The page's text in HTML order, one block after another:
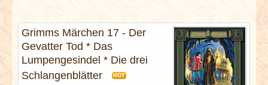
SPECIALS
REDAKTION
Grimms Märchen 17 - Der
Gevatter Tod * Das
Lumpengesindel * Die drei
Schlangenblätter
HOT